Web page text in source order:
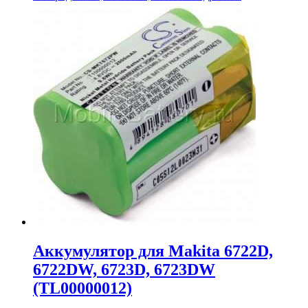
составляла
5,508.00₽.
цена:
5,049.00₽.
Аккумулятор для Makita 6722D,
6722DW, 6723D, 6723DW
(TL00000012)